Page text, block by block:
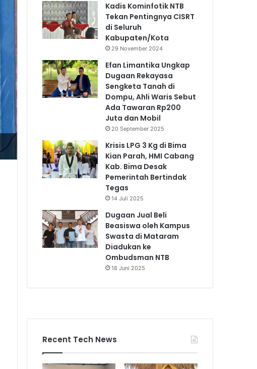
Kadis Kominfotik NTB
Tekan Pentingnya CISRT
di Seluruh
Kabupaten/Kota
29 November 2024
Efan Limantika Ungkap
Dugaan Rekayasa
Sengketa Tanah di
Dompu, Ahli Waris Sebut
Ada Tawaran Rp200
Juta dan Mobil
20 September 2025
Krisis LPG 3 Kg di Bima
Kian Parah, HMI Cabang
Kab. Bima Desak
Pemerintah Bertindak
Tegas
14 Juli 2025
Dugaan Jual Beli
Beasiswa oleh Kampus
Swasta di Mataram
Diadukan ke
Ombudsman NTB
18 Juni 2025
Recent Tech News